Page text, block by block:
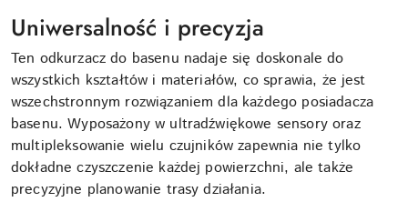
Uniwersalność i precyzja
Ten odkurzacz do basenu nadaje się doskonale do
wszystkich kształtów i materiałów, co sprawia, że jest
wszechstronnym rozwiązaniem dla każdego posiadacza
basenu. Wyposażony w ultradźwiękowe sensory oraz
multipleksowanie wielu czujników zapewnia nie tylko
dokładne czyszczenie każdej powierzchni, ale także
precyzyjne planowanie trasy działania.